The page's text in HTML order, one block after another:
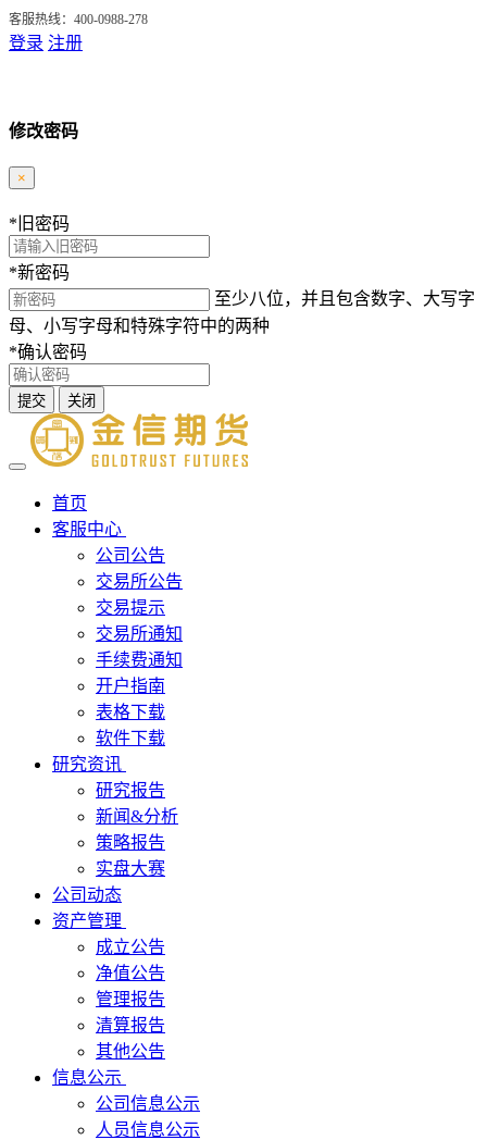
客服热线：400-0988-278
登录 注册
修改密码
×
* 旧密码
*新密码
至少八位，并且包含数字、大写字
母、小写字母和特殊字符中的两种
*确认密码
提交 关闭
首页
客服中心
公司公告
交易所公告
交易提示
交易所通知
手续费通知
开户指南
表格下载
软件下载
研究资讯
研究报告
新闻&分析
策略报告
实盘大赛
公司动态
资产管理
成立公告
净值公告
管理报告
清算报告
其他公告
信息公示
公司信息公示
人员信息公示